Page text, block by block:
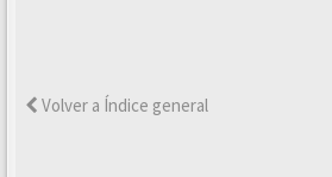
Volver a Índice general